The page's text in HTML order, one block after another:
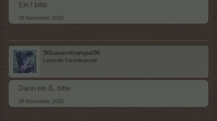
Ein I bitte
28 November 2020
96bauerntrampel96
Lebende Forenlegende
Dann ein B, bitte
28 November 2020